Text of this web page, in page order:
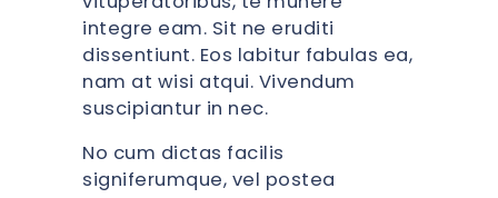
integre eam. Sit ne eruditi
dissentiunt. Eos labitur fabulas ea,
nam at wisi atqui. Vivendum
suscipiantur in nec.
No cum dictas facilis
signiferumque, vel postea